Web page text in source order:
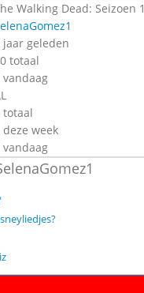
Walking Dead: Seizoen 1
jaar geleden
totaal
vandaag
totaal
deze week
vandaag